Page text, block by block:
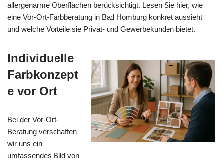
allergenarme Oberflächen berücksichtigt. Lesen Sie hier, wie
eine Vor-Ort-Farbberatung in Bad Homburg konkret aussieht
und welche Vorteile sie Privat- und Gewerbekunden bietet.
Individuelle
Farbkonzept
e vor Ort
Bei der Vor-Ort-
Beratung verschaffen
wir uns ein
umfassendes Bild von